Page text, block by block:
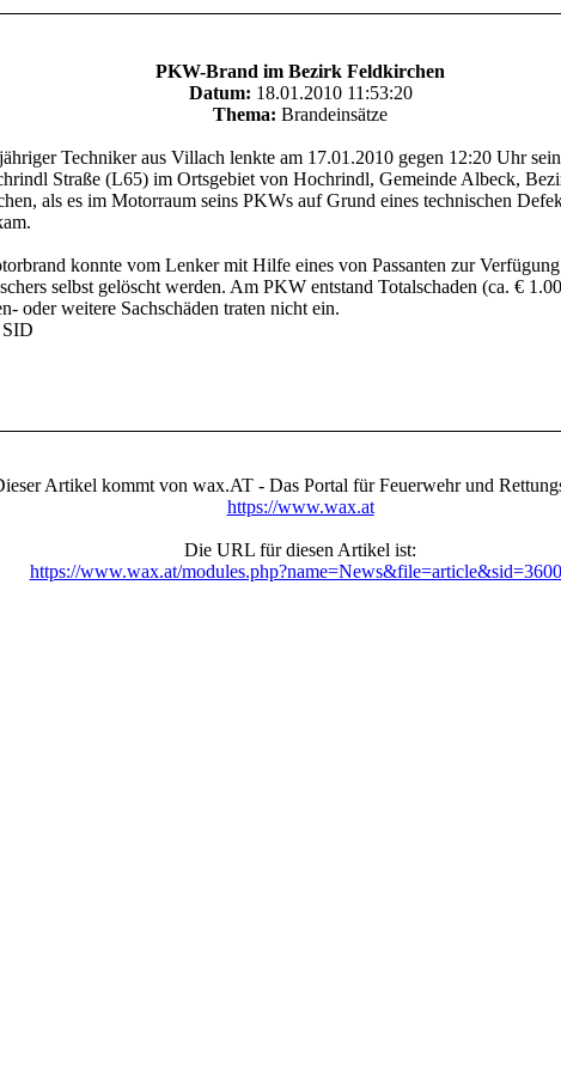
PKW-Brand im Bezirk Feldkirchen
Datum: 18.01.2010 11:53:20
Thema: Brandeinsätze
Techniker aus Villach lenkte am 17.01.2010 gegen 12:20 Uhr
Straße (L65) im Ortsgebiet von Hochrindl, Gemeinde Albeck,
als es im Motorraum seins PKWs auf Grund eines technischen
konnte vom Lenker mit Hilfe eines von Passanten zur Verfügung
selbst gelöscht werden. Am PKW entstand Totalschaden (ca. €
oder weitere Sachschäden traten nicht ein.
Artikel kommt von wax.AT - Das Portal für Feuerwehr und
https://www.wax.at
Die URL für diesen Artikel ist:
https://www.wax.at/